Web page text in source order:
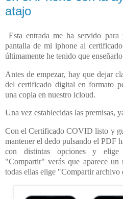
atajo
Esta entrada me ha servido
pantalla de mi iphone al
últimamente he tenido que
Antes de empezar, hay que dejar
del certificado digital en formato
una copia en nuestro icloud.
Una vez establecidas las premisas,
Con el Certificado COVID listo y
mantener el dedo pulsando el PDF
con distintas opciones y
"Compartir" verás que aparece
todas ellas elige "Compartir